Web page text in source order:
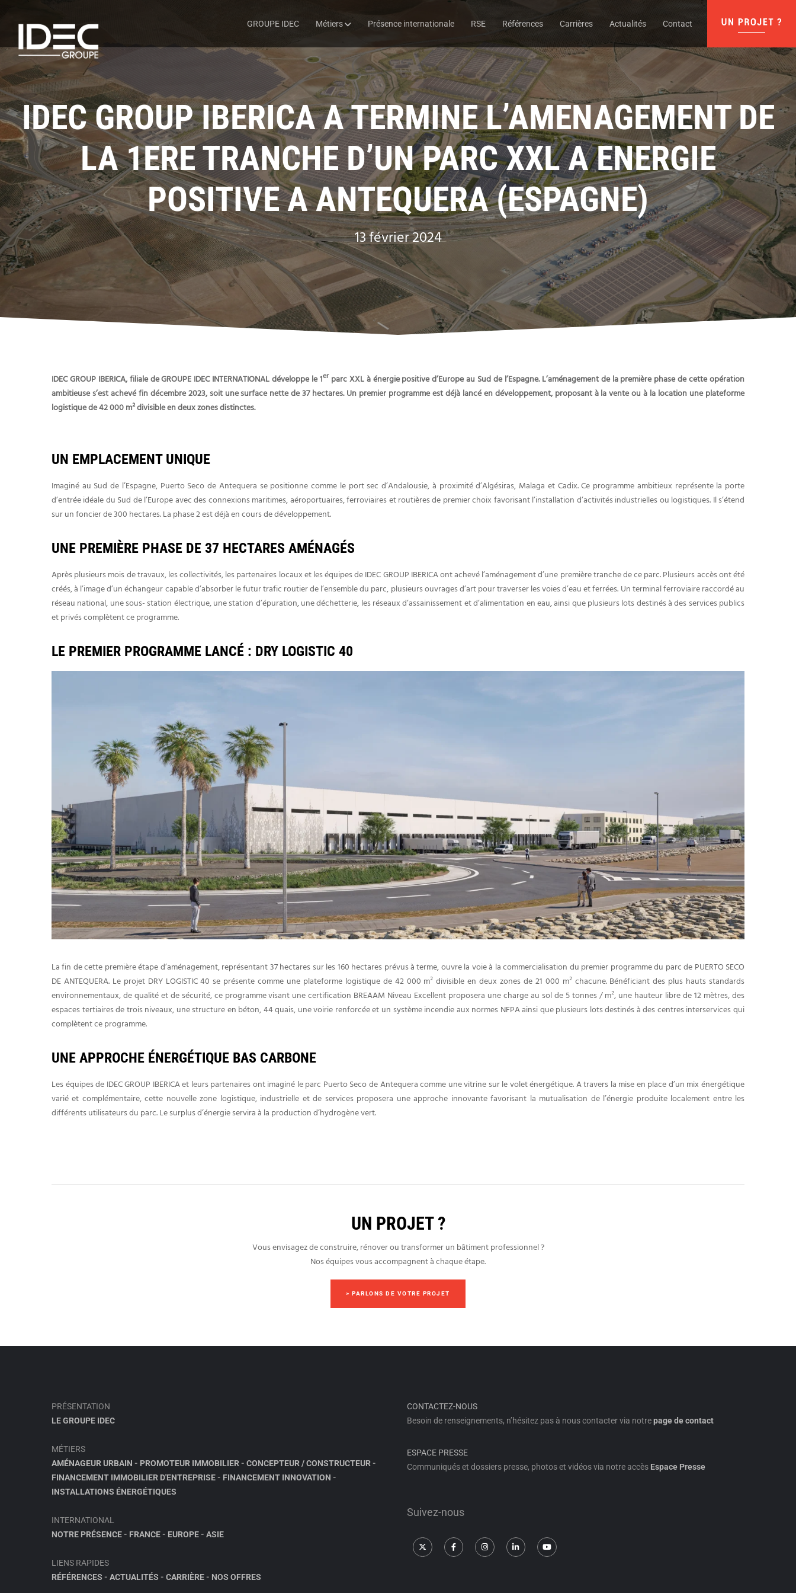
GROUPE IDEC Métiers Présence internationale RSE Références Carrières Actualités Contact
IDEC GROUP IBERICA A TERMINE L’AMENAGEMENT DE
LA 1ERE TRANCHE D’UN PARC XXL A ENERGIE
POSITIVE A ANTEQUERA (ESPAGNE)
13 février 2024
IDEC GROUP IBERICA, filiale de GROUPE IDEC INTERNATIONAL développe le 1erparc XXL à énergie positive d’Europe au Sud de l’Espagne. L’aménagement de la première phase de cette opération
ambitieuse s’est achevé fin décembre 2023, soit une surface nette de 37 hectares. Un premier programme est déjà lancé en développement, proposant à la vente ou à la location une plateforme
logistique de 42 000 m² divisible en deux zones distinctes.
UN EMPLACEMENT UNIQUE
Imaginé au Sud de l’Espagne, Puerto Seco de Antequera se positionne comme le port sec d’Andalousie, à proximité d’Algésiras, Malaga et Cadix. Ce programme ambitieux représente la porte
d’entrée idéale du Sud de l’Europe avec des connexions maritimes, aéroportuaires, ferroviaires et routières de premier choix favorisant l’installation d’activités industrielles ou logistiques. Il s’étend
sur un foncier de 300 hectares. La phase 2 est déjà en cours de développement.
UNE PREMIÈRE PHASE DE 37 HECTARES AMÉNAGÉS
Après plusieurs mois de travaux, les collectivités, les partenaires locaux et les équipes de IDEC GROUP IBERICA ont achevé l’aménagement d’une première tranche de ce parc. Plusieurs accès ont été
créés, à l’image d’un échangeur capable d’absorber le futur trafic routier de l’ensemble du parc, plusieurs ouvrages d’art pour traverser les voies d’eau et ferrées. Un terminal ferroviaire raccordé au
réseau national, une sous- station électrique, une station d’épuration, une déchetterie, les réseaux d’assainissement et d’alimentation en eau, ainsi que plusieurs lots destinés à des services publics
et privés complètent ce programme.
LE PREMIER PROGRAMME LANCÉ : DRY LOGISTIC 40
La fin de cette première étape d’aménagement, représentant 37 hectares sur les 160 hectares prévus à terme, ouvre la voie à la commercialisation du premier programme du parc de PUERTO SECO
DE ANTEQUERA. Le projet DRY LOGISTIC 40 se présente comme une plateforme logistique de 42 000 m² divisible en deux zones de 21 000 m² chacune. Bénéficiant des plus hauts standards
environnementaux, de qualité et de sécurité, ce programme visant une certification BREAAM Niveau Excellent proposera une charge au sol de 5 tonnes / m², une hauteur libre de 12 mètres, des
espaces tertiaires de trois niveaux, une structure en béton, 44 quais, une voirie renforcée et un système incendie aux normes NFPA ainsi que plusieurs lots destinés à des centres interservices qui
complètent ce programme.
UNE APPROCHE ÉNERGÉTIQUE BAS CARBONE
Les équipes de IDEC GROUP IBERICA et leurs partenaires ont imaginé le parc Puerto Seco de Antequera comme une vitrine sur le volet énergétique. A travers la mise en place d’un mix énergétique
varié et complémentaire, cette nouvelle zone logistique, industrielle et de services proposera une approche innovante favorisant la mutualisation de l’énergie produite localement entre les
différents utilisateurs du parc. Le surplus d’énergie servira à la production d’hydrogène vert.
UN PROJET ?
Vous envisagez de construire, rénover ou transformer un bâtiment professionnel ?
Nos équipes vous accompagnent à chaque étape.
> PARLONS DE VOTRE PROJET
PRÉSENTATION
LE GROUPE IDEC
MÉTIERS
AMÉNAGEUR URBAIN - PROMOTEUR IMMOBILIER- CONCEPTEUR / CONSTRUCTEUR-
FINANCEMENT IMMOBILIER D'ENTREPRISE- FINANCEMENT INNOVATION -
INSTALLATIONS ÉNERGÉTIQUES
INTERNATIONAL
NOTRE PRÉSENCE- FRANCE- EUROPE- ASIE
LIENS RAPIDES
RÉFÉRENCES - ACTUALITÉS - CARRIÈRE- NOS OFFRES
CONTACTEZ-NOUS
Besoin de renseignements, n’hésitez pas à nous contacter via notrepage de contact
ESPACE PRESSE
Communiqués et dossiers presse, photos et vidéos via notre accès Espace Presse
Suivez-nous